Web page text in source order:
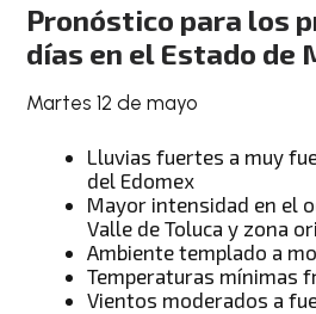
Pronóstico para los
días en el Estado de
Martes 12 de mayo
Lluvias fuertes a muy
del Edomex
Mayor intensidad en el
Valle de Toluca y zona
Ambiente templado a
Temperaturas mínimas
Vientos moderados a